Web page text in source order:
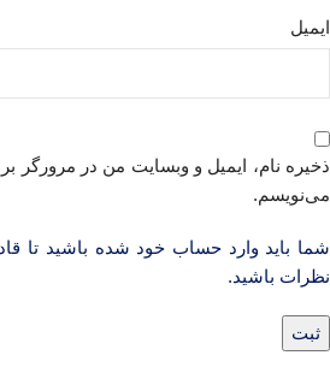
ایمیل
ذخیره نام، ایمیل و وبسایت من در مرورگر
می‌نویسم.
شما باید وارد حساب خود شده باشید تا
نظرات باشید.